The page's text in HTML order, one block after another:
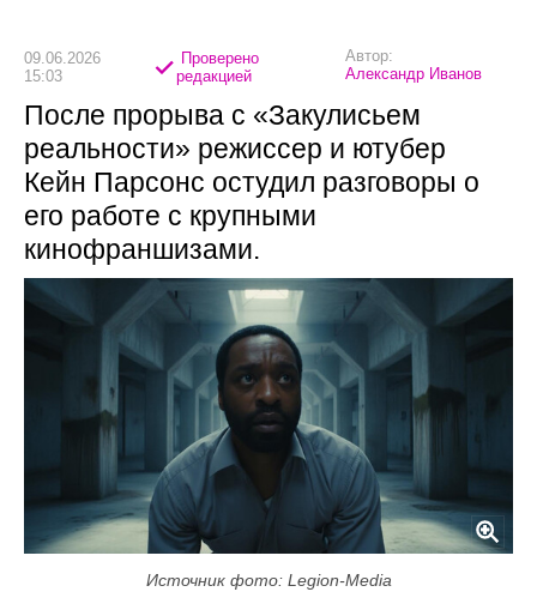
09.06.2026
15:03
Проверено
редакцией
Автор:
Александр Иванов
После прорыва с «Закулисьем
реальности» режиссер и ютубер
Кейн Парсонс остудил разговоры о
его работе с крупными
кинофраншизами.
Источник фото: Legion-Media